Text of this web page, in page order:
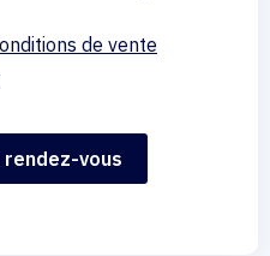
de vente